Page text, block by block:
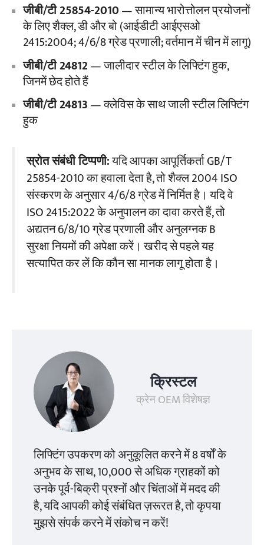
जीबी/टी 25854-2010— सामान्य भारोत्तोलन प्रयोजनों
के लिए शैक्ल, डी और बो (आईडीटी आईएसओ
2415:2004; 4/6/8 ग्रेड प्रणाली; वर्तमान में चीन में लागू)
जीबी/टी 24812— जालीदार स्टील के लिफ्टिंग हुक,
जिनमें छेद होते हैं
जीबी/टी 24813— क्लेविस के साथ जाली स्टील लिफ्टिंग
हुक
स्रोत संबंधी टिप्पणी:यदि आपका आपूर्तिकर्ता GB/T
25854-2010 का हवाला देता है, तो शैक्ल 2004 ISO
संस्करण के अनुसार 4/6/8 ग्रेड में निर्मित है। यदि वे
ISO 2415:2022 के अनुपालन का दावा करते हैं, तो
अद्यतन 6/8/10 ग्रेड प्रणाली और अनुलग्नक B
सुरक्षा नियमों की अपेक्षा करें। खरीद से पहले यह
सत्यापित कर लें कि कौन सा मानक लागू होता है।
क्रिस्टल
क्रेन OEM विशेषज्ञ
लिफ्टिंग उपकरण को अनुकूलित करने में 8 वर्षों के
अनुभव के साथ, 10,000 से अधिक ग्राहकों को
उनके पूर्व-बिक्री प्रश्नों और चिंताओं में मदद की
है, यदि आपकी कोई संबंधित ज़रूरत है, तो कृपया
मुझसे संपर्क करने में संकोच न करें!